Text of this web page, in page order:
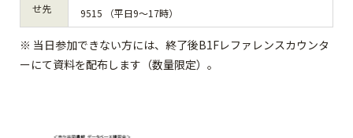
せ先
9515 （平日9～17時）
※ 当日参加できない方には、終了後B1Fレファレンスカウンタ
ーにて資料を配布します（数量限定）。